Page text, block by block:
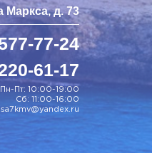
Маркса, д. 73
77-24
61-17
Пн-Пт: 10:00-19:00
Сб: 11:00-16:00